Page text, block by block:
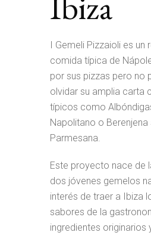
I Gemeli Pizzaioli es un
comida típica de
por sus pizzas pero no
olvidar su amplia carta
típicos como
Napolitano o Berenjena
Parmesana.
Este proyecto nace de
dos jóvenes gemelos
interés de traer a Ibiza
sabores de la
ingredientes originarios